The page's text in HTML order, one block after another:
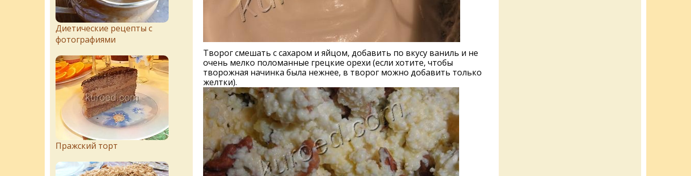
Творог смешать с сахаром и яйцом, добавить по вкусу ваниль и не
очень мелко поломанные грецкие орехи (если хотите, чтобы
творожная начинка была нежнее, в творог можно добавить только
желтки).
Диетические рецепты с
фотографиями
Пражский торт